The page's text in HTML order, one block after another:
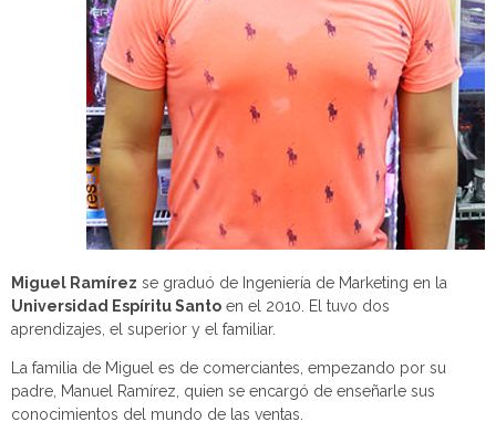
Miguel Ramírez se graduó de Ingeniería de Marketing en la
Universidad Espíritu Santo en el 2010. El tuvo dos
aprendizajes, el superior y el familiar.
La familia de Miguel es de comerciantes, empezando por su
padre, Manuel Ramírez, quien se encargó de enseñarle sus
conocimientos del mundo de las ventas.